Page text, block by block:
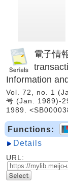
電子情
Information
Vol. 72, no. 1
号 (Jan. 1989)-
1989.
Functions:
Details
URL: